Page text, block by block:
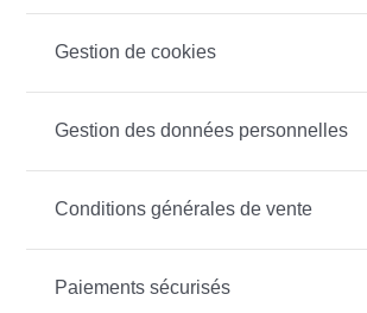
Gestion de cookies
Gestion des données personnelles
Conditions générales de vente
Paiements sécurisés